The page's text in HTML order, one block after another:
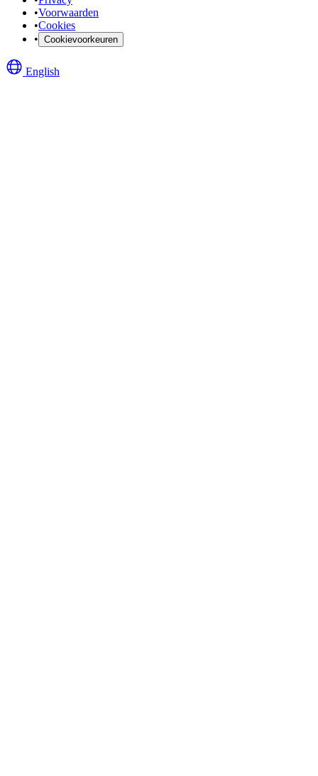
•Voorwaarden
•Cookies
• Cookievoorkeuren
English